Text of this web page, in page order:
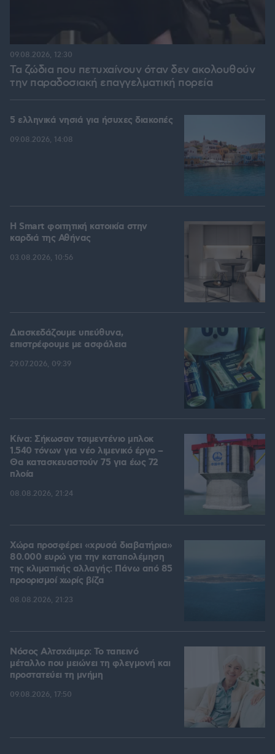
Τα ζώδια που πετυχαίνουν όταν δεν ακολουθούν
την παραδοσιακή επαγγελματική πορεία
09.08.2026, 12:30
5 ελληνικά νησιά για ήσυχες διακοπές
09.08.2026, 14:08
Η Smart φοιτητική κατοικία στην
καρδιά της Αθήνας
03.08.2026, 10:56
Διασκεδάζουμε υπεύθυνα,
επιστρέφουμε με ασφάλεια
29.07.2026, 09:39
Κίνα: Σήκωσαν τσιμεντένιο μπλοκ
1.540 τόνων για νέο λιμενικό έργο –
Θα κατασκευαστούν 75 για έως 72
πλοία
08.08.2026, 21:24
Χώρα προσφέρει «χρυσά διαβατήρια»
80.000 ευρώ για την καταπολέμηση
της κλιματικής αλλαγής: Πάνω από 85
προορισμοί χωρίς βίζα
08.08.2026, 21:23
Νόσος Αλτσχάιμερ: Το ταπεινό
μέταλλο που μειώνει τη φλεγμονή και
προστατεύει τη μνήμη
09.08.2026, 17:50